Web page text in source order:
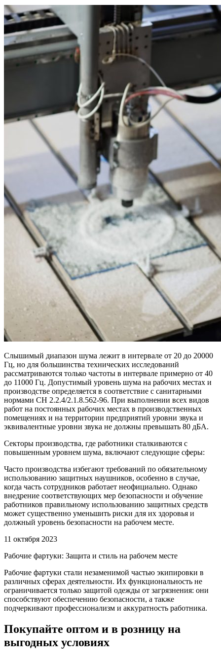
Слышимый диапазон шума лежит в интервале от 20 до 20000
Гц, но для большинства технических исследований
рассматриваются только частоты в интервале примерно от 40
до 11000 Гц. Допустимый уровень шума на рабочих местах и
производстве определяется в соответствие с санитарными
нормами СН 2.2.4/2.1.8.562-96. При выполнении всех видов
работ на постоянных рабочих местах в производственных
помещениях и на территории предприятий уровни звука и
эквивалентные уровни звука не должны превышать 80 дБА.
Секторы производства, где работники сталкиваются с
повышенным уровнем шума, включают следующие сферы:
Часто производства избегают требований по обязательному
использованию защитных наушников, особенно в случае,
когда часть сотрудников работает неофициально. Однако
внедрение соответствующих мер безопасности и обучение
работников правильному использованию защитных средств
может существенно уменьшить риски для их здоровья и
должный уровень безопасности на рабочем месте.
11 октября 2023
Рабочие фартуки: Защита и стиль на рабочем месте
Рабочие фартуки стали незаменимой частью экипировки в
различных сферах деятельности. Их функциональность не
ограничивается только защитой одежды от загрязнения: они
способствуют обеспечению безопасности, а также
подчеркивают профессионализм и аккуратность работника.
Покупайте оптом и в розницу на
выгодных условиях